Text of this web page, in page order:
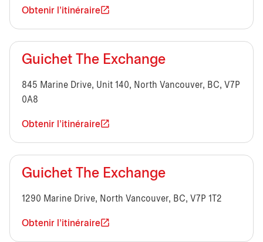
Obtenir l'itinéraire
Guichet The Exchange
845 Marine Drive, Unit 140, North Vancouver, BC, V7P
0A8
Obtenir l'itinéraire
Guichet The Exchange
1290 Marine Drive, North Vancouver, BC, V7P 1T2
Obtenir l'itinéraire